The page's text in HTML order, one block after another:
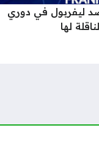
ليفربول في دوري
لها